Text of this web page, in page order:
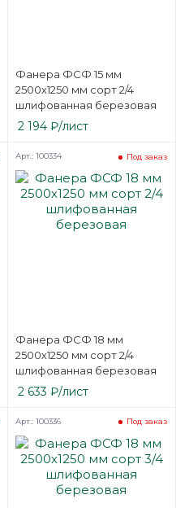
Фанера ФСФ 15 мм
2500х1250 мм сорт 2/4
шлифованная березовая
2 194₽/лист
Фанера ФСФ 18 мм
2500х1250 мм сорт 2/4
шлифованная березовая
Под заказ
Арт.: 100334
2 633 ₽/лист
Под заказ
Арт.: 100336